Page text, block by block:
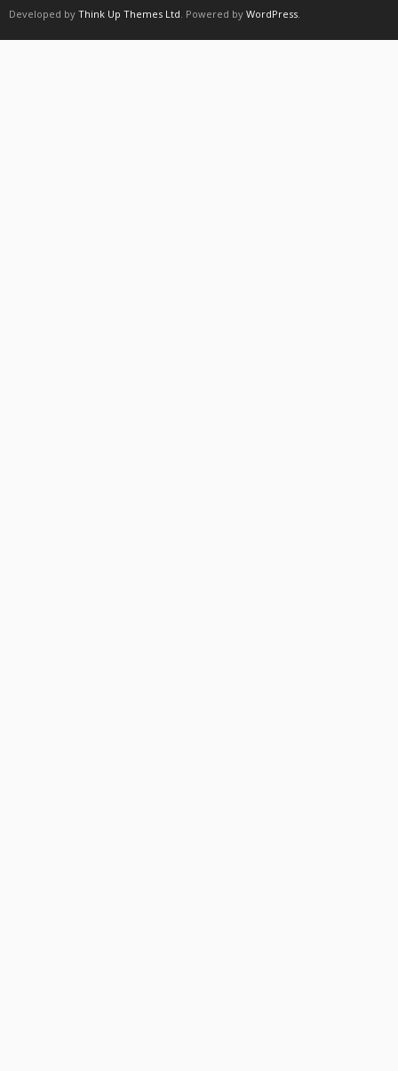
Developed by Think Up Themes Ltd. Powered by WordPress.